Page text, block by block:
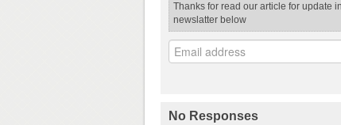
Thanks for read our article for update
newslatter below
No Responses